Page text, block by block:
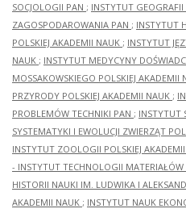
SOCJOLOGII PAN ; INSTYTUT
ZAGOSPODAROWANIA PAN ; INSTYTUT
POLSKIEJ AKADEMII NAUK ; INSTYTUT
NAUK ; INSTYTUT MEDYCYNY
MOSSAKOWSKIEGO POLSKIEJ AKADEMII
PRZYRODY POLSKIEJ AKADEMII NAUK ;
PROBLEMÓW TECHNIKI PAN ; INSTYTUT
SYSTEMATYKI I EWOLUCJI ZWIERZĄT
INSTYTUT ZOOLOGII POLSKIEJ
- INSTYTUT TECHNOLOGII MATERIAŁÓW
HISTORII NAUKI IM. LUDWIKA I
AKADEMII NAUK ; INSTYTUT NAUK